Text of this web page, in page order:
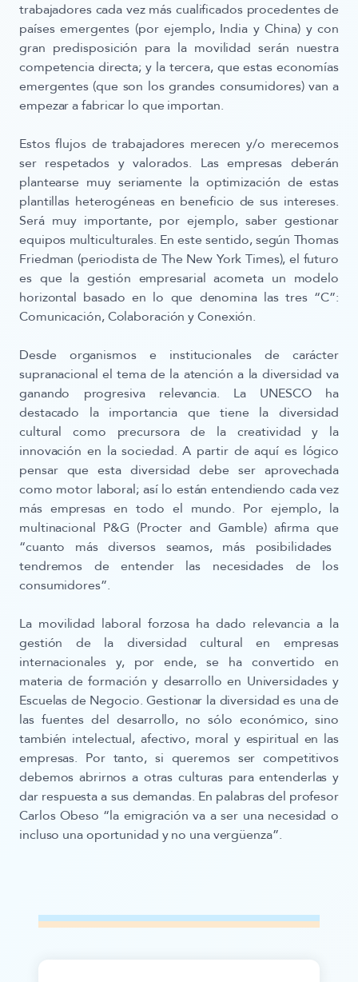
trabajadores cada vez más cualificados procedentes de
países emergentes (por ejemplo, India y China) y con
gran predisposición para la movilidad serán nuestra
competencia directa; y la tercera, que estas economías
emergentes (que son los grandes consumidores) van a
empezar a fabricar lo que importan.
Estos flujos de trabajadores merecen y/o merecemos
ser respetados y valorados. Las empresas deberán
plantearse muy seriamente la optimización de estas
plantillas heterogéneas en beneficio de sus intereses.
Será muy importante, por ejemplo, saber gestionar
equipos multiculturales. En este sentido, según Thomas
Friedman (periodista de The New York Times),el futuro
es que la gestión empresarial acometa un modelo
horizontal basado en lo que denomina las tres “C”:
Comunicación, Colaboración y Conexión.
Desde organismos e institucionales de carácter
supranacional el tema de la atención a la diversidad va
ganando progresiva relevancia. La UNESCO ha
destacado la importancia que tiene la diversidad
cultural como precursora de la creatividad y la
innovación en la sociedad. A partir de aquí es lógico
pensar que esta diversidad debe ser aprovechada
como motor laboral; así lo están entendiendo cada vez
más empresas en todo el mundo. Por ejemplo, la
multinacional P&G (Procter and Gamble) afirma que
“cuanto más diversos seamos, más posibilidades
tendremos de entender las necesidades de los
consumidores”.
La movilidad laboral forzosa ha dado relevancia a la
gestión de la diversidad cultural en empresas
internacionales y, por ende, se ha convertido en
materia de formación y desarrollo en Universidades y
Escuelas de Negocio. Gestionar la diversidad es una de
las fuentes del desarrollo, no sólo económico, sino
también intelectual, afectivo, moral y espiritual en las
empresas. Por tanto, si queremos ser competitivos
debemos abrirnos a otras culturas para entenderlas y
dar respuesta a sus demandas. En palabras del profesor
Carlos Obeso “la emigración va a ser una necesidad o
incluso una oportunidad y no una vergüenza”.